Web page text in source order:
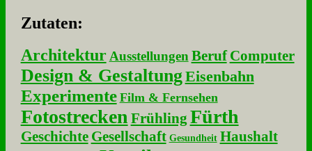
Zu­ta­ten:
Architektur Ausstellungen Beruf Computer
Design & GestaltungEisenbahn
Experimente Film & Fernsehen
Fotostrecken Frühling Fürth
Geschichte Gesellschaft Gesundheit Haushalt